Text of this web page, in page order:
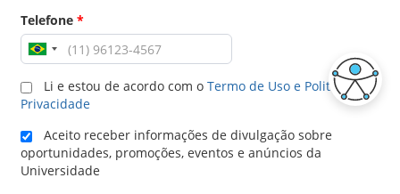
Telefone *
Li e estou de acordo com o Termo de Uso e Politica de
Privacidade
Aceito receber informações de divulgação sobre
oportunidades, promoções, eventos e anúncios da
Universidade